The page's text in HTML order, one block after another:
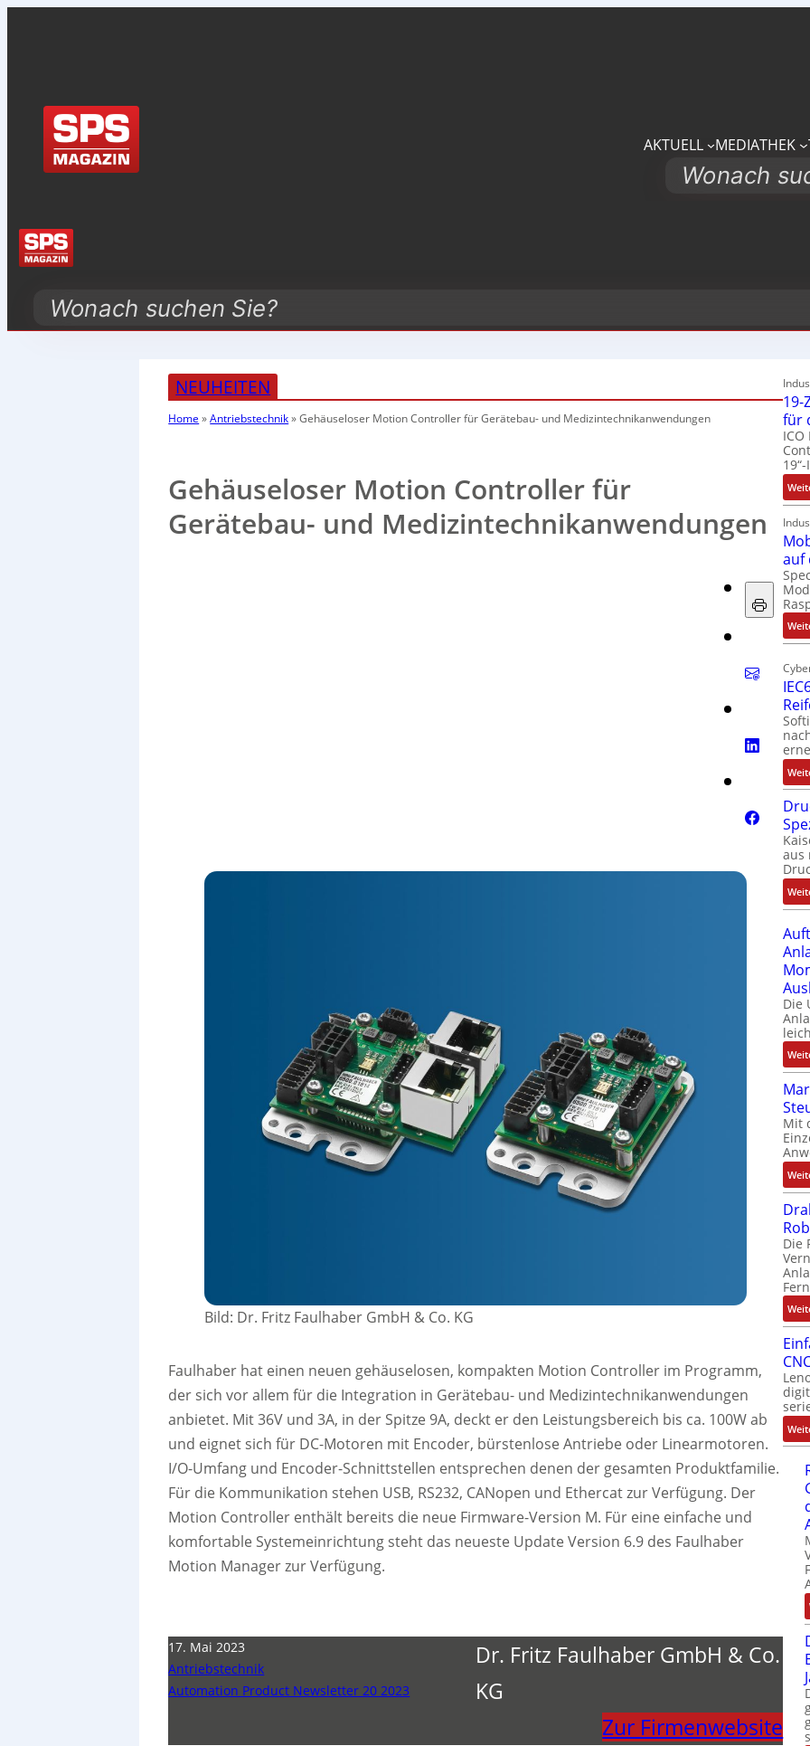
AKTUELL MEDIATHEK
Search
Search
NEUHEITEN
Home »Antriebstechnik»Gehäuseloser Motion Controller für Gerätebau- und Medizintechnikanwendungen
Gehäuseloser Motion Controller für
Gerätebau- und Medizintechnikanwendungen
Bild: Dr. Fritz Faulhaber GmbH & Co. KG
Faulhaber hat einen neuen gehäuselosen, kompakten Motion Controller im Programm,
der sich vor allem für die Integration in Gerätebau- und Medizintechnikanwendungen
anbietet. Mit 36V und 3A, in der Spitze 9A, deckt er den Leistungsbereich bis ca. 100W ab
und eignet sich für DC-Motoren mit Encoder, bürstenlose Antriebe oder Linearmotoren.
I/O-Umfang und Encoder-Schnittstellen entsprechen denen der gesamten Produktfamilie.
Für die Kommunikation stehen USB, RS232, CANopen und Ethercat zur Verfügung. Der
Motion Controller enthält bereits die neue Firmware-Version M. Für eine einfache und
komfortable Systemeinrichtung steht das neueste Update Version 6.9 des Faulhaber
Motion Manager zur Verfügung.
17. Mai 2023
Antriebstechnik
Automation Product Newsletter 20 2023
Dr. Fritz Faulhaber GmbH & Co.
KG
Zur Firmenwebsite
19-
für
auf
aus
Die
Mit
Die